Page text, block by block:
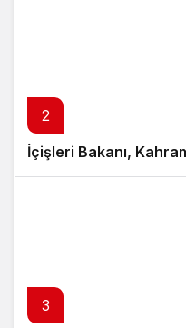
2
İçişleri Bakanı,
3